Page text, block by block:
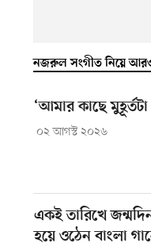
নজরুল সংগীত নিয়ে
‘আমার কাছে
০২ আগস্ট ২০২৬
একই তারিখে
হয়ে ওঠেন বাংলা